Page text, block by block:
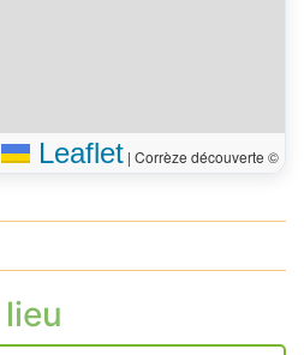
Leaflet | Corrèze découverte ©